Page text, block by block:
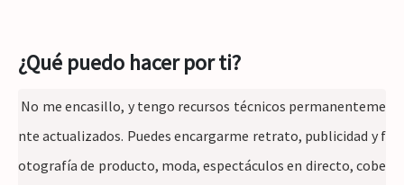
¿Qué puedo hacer por ti?
nte actualizados. Puedes encargarme retrato, publicidad y f
otografía de producto, moda, espectáculos en directo, cobe